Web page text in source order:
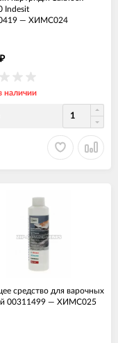
Indesit
— ХИМС024
₽
наличии
средство для варочных
00311499 — ХИМС025